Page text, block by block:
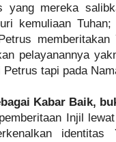
yang mereka
kemuliaan
pelayanannya
tapi pada
Kabar Baik,
Injil
identitas